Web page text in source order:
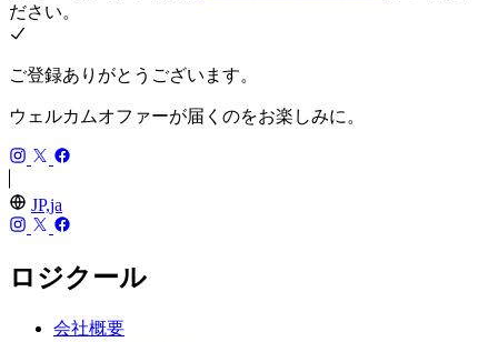
ださい。
ご登録ありがとうございます。
ウェルカムオファーが届くのをお楽しみに。
JP,ja
ロジクール
会社概要